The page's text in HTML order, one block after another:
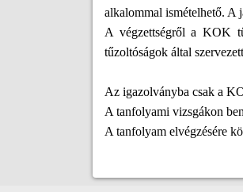
alkalommal ismételhető. A
A végzettségről a KOK
tűzoltóságok által
Az igazolványba csak a
A tanfolyami vizsgákon
A tanfolyam elvégzésére